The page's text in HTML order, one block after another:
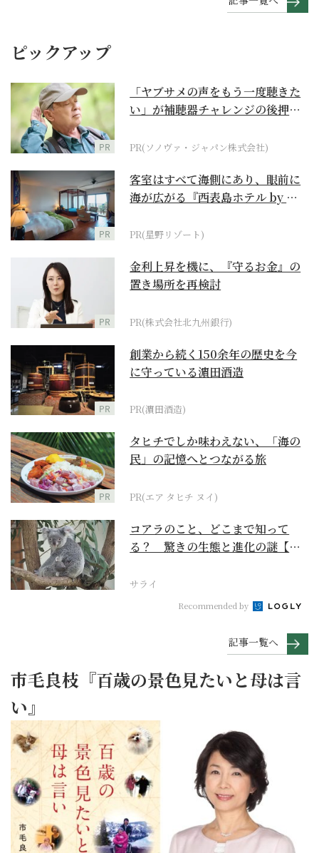
ピックアップ
PR
「ヤブサメの声をもう一度聴きた
い」が補聴器チャレンジの後押し
PR(ソノヴァ・ジャパン株式会社)
PR
客室はすべて海側にあり、眼前に
海が広がる『西表島ホテル by 星
PR(星野リゾート)
PR
金利上昇を機に、『守るお金』の
置き場所を再検討
PR(株式会社北九州銀行)
PR
創業から続く150余年の歴史を今
に守っている濵田酒造
PR(濵田酒造)
PR
タヒチでしか味わえない、「海の
民」の記憶へとつながる旅
PR(エア タヒチ ヌイ)
コアラのこと、どこまで知って
る？ 驚きの生態と進化の謎【お
サライ
Recommended by
記事一覧へ
市毛良枝『百歳の景色見たいと母は言
い』